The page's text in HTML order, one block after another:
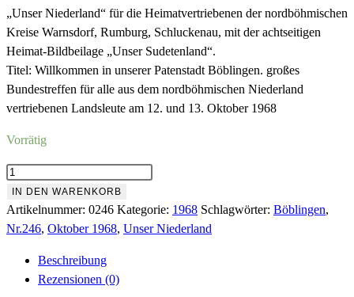
war:
8,00 €
ist:
1,18 €.
„Unser Niederland“ für die Heimatvertriebenen der nordböhmischen
Kreise Warnsdorf, Rumburg, Schluckenau, mit der achtseitigen
Heimat-Bildbeilage „Unser Sudetenland“.
Titel: Willkommen in unserer Patenstadt Böblingen. großes
Bundestreffen für alle aus dem nordböhmischen Niederland
vertriebenen Landsleute am 12. und 13. Oktober 1968
Vorrätig
Nr.246
Oktober
1968
Menge
IN DEN WARENKORB
Artikelnummer: 0246 Kategorie: 1968 Schlagwörter: Böblingen,
Nr.246, Oktober 1968, Unser Niederland
Beschreibung
Rezensionen (0)